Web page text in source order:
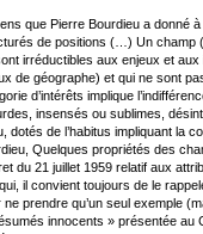
que Pierre Bourdieu a donné
de positions (…) Un champ
irréductibles aux enjeux et
de géographe) et qui ne sont
d’intérêts implique
insensés ou sublimes,
dotés de l’habitus impliquant la
Quelques propriétés des
du 21 juillet 1959 relatif aux
il convient toujours de le
ne prendre qu’un seul exemple
innocents » présentée au